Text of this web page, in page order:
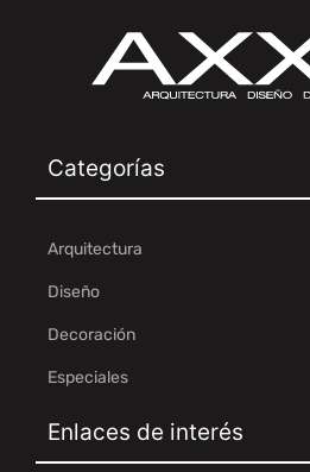
Categorías
Arquitectura
Diseño
Decoración
Especiales
Enlaces de interés